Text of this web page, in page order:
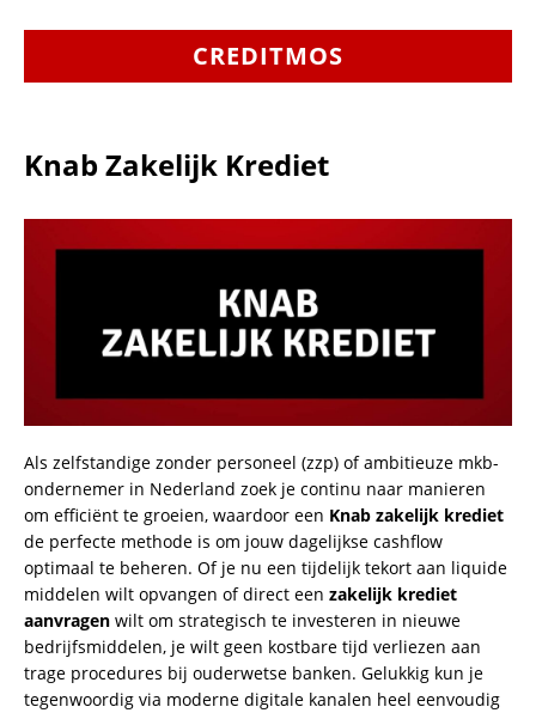
CREDITMOS
Knab Zakelijk Krediet
Als zelfstandige zonder personeel (zzp) of ambitieuze mkb-
ondernemer in Nederland zoek je continu naar manieren
om efficiënt te groeien, waardoor een Knab zakelijk krediet
de perfecte methode is om jouw dagelijkse cashflow
optimaal te beheren. Of je nu een tijdelijk tekort aan liquide
middelen wilt opvangen of direct een zakelijk krediet
aanvragen wilt om strategisch te investeren in nieuwe
bedrijfsmiddelen, je wilt geen kostbare tijd verliezen aan
trage procedures bij ouderwetse banken. Gelukkig kun je
tegenwoordig via moderne digitale kanalen heel eenvoudig